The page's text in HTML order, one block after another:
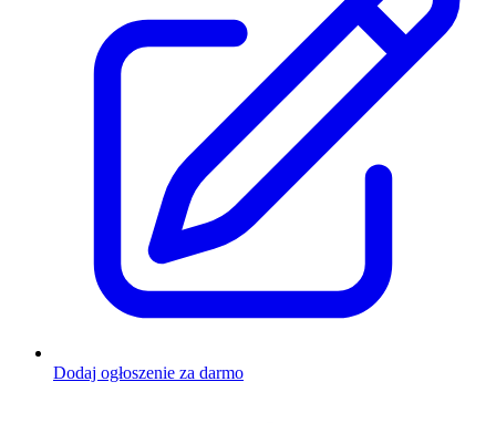
Dodaj ogłoszenie za darmo